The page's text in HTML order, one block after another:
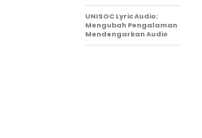
UNISOC Lyric Audio:
Mengubah Pengalaman
Mendengarkan Audio